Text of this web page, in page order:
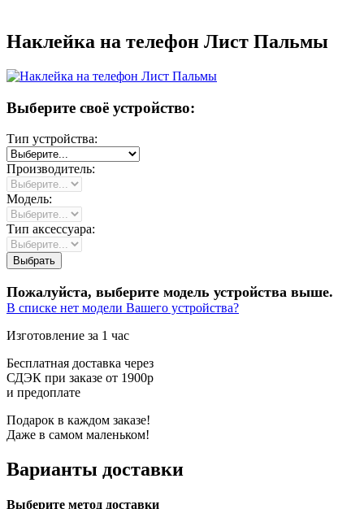
Наклейка на телефон Лист Пальмы
Выберите своё устройство:
Тип устройства:
Производитель:
Модель:
Тип аксессуара:
Пожалуйста, выберите модель устройства выше.
В списке нет модели Вашего устройства?
Изготовление за 1 час
Бесплатная доставка через
СДЭК при заказе от 1900р
и предоплате
Подарок в каждом заказе!
Даже в самом маленьком!
Варианты доставки
Выберите метод доставки